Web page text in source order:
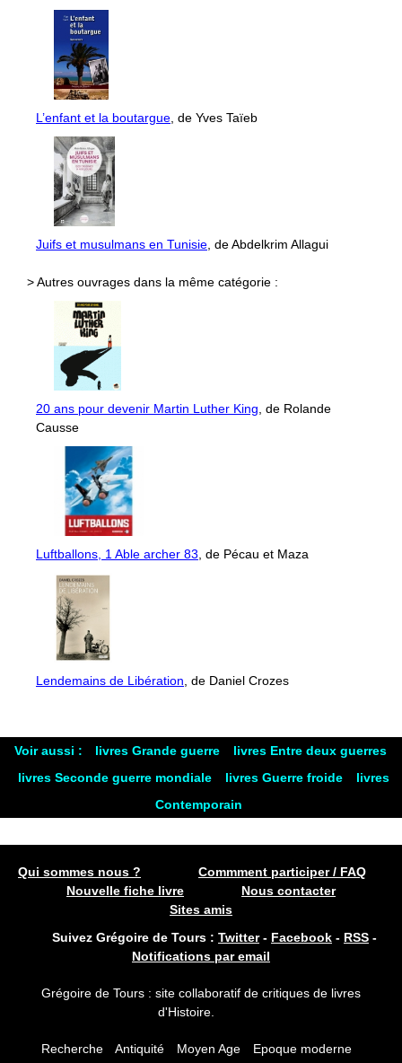
L’enfant et la boutargue, de Yves Taïeb
Juifs et musulmans en Tunisie, de Abdelkrim Allagui
> Autres ouvrages dans la même catégorie :
20 ans pour devenir Martin Luther King, de Rolande
Causse
Luftballons, 1 Able archer 83, de Pécau et Maza
Lendemains de Libération, de Daniel Crozes
Voir aussi : livres Grande guerre
livres Entre deux guerres
livres Seconde guerre mondiale
livres Guerre froide
livres
Contemporain
Qui sommes nous ?
Commment participer / FAQ
Nouvelle fiche livre
Nous contacter
Sites amis
Suivez Grégoire de Tours : Twitter- Facebook - RSS -
Notifications par email
Grégoire de Tours : site collaboratif de critiques de livres
d'Histoire.
Recherche Antiquité Moyen Age
Epoque moderne